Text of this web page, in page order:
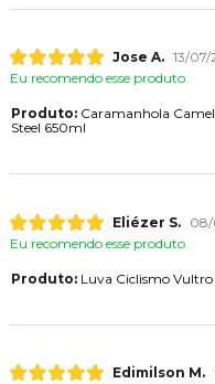
Jose A. 13/
Eu recomendo esse produto.
Produto:Caramanhola
Steel 650ml
Eliézer S.
08/
Eu recomendo esse produto.
Produto:Luva Ciclismo Vultro
Edimilson M.